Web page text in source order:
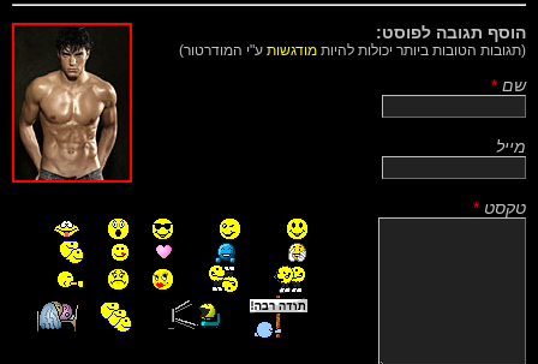
הוסף תגובה לפוסט:
(תגובות הטובות ביותר יכולות להיות מודגשות ע"י המודרטור)
שם *
מייל
טקסט *